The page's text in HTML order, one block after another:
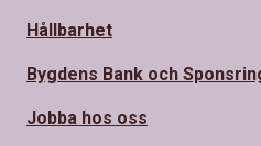
Hållbarhet
Bygdens Bank och
Jobba hos oss